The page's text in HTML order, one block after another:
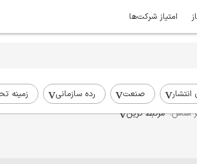
امتیاز شرکت‌ها
انتشار صنعت رده سازمانی زمینه
کنید
اساس: مرتبط ترین